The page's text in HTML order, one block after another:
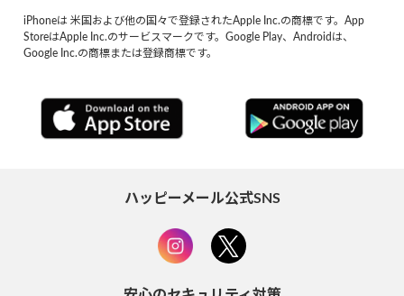
iPhoneは 米国および他の国々で登録されたApple Inc.の商標です。App
StoreはApple Inc.のサービスマークです。Google Play、Androidは、
Google Inc.の商標または登録商標です。
ハッピーメール公式SNS